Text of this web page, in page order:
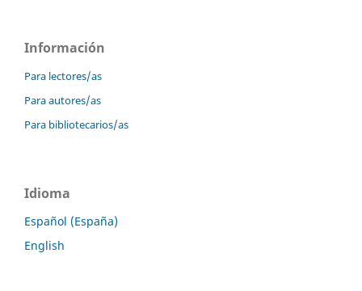
Información
Para lectores/as
Para autores/as
Para bibliotecarios/as
Idioma
Español (España)
English